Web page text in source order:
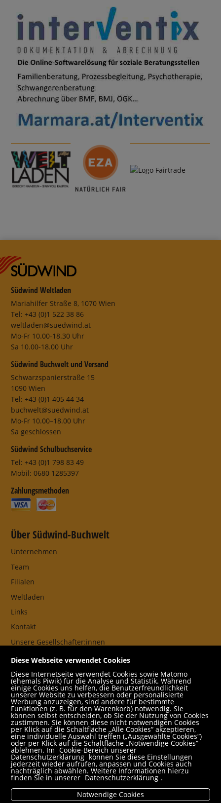
Südwind Weltladen
Mariahilfer Straße 8, 1070 Wien
Tel: +43 (0)1 522 38 86
weltladen@suedwind.at
Mo-Fr 10.00-18.30 Uhr
Sa 10.00-18.00 Uhr
Südwind Buchwelt und Versand
Schwarzspanierstraße 15
1090 Wien
Tel: +43 (0)1 405 44 34
buchwelt@suedwind.at
Mo-Fr 10.00–18.00 Uhr
Sa geschlossen
Südwind Schulbuchservice
Tel: +43 (0)1 798 83 49
Mobil: 0680 1285397
Zahlungsmethoden
Über Südwind-Buchwelt
Unternehmen
Team
Filialen
Weltladen
Links
Kontakt
Unsere Gesellschafter:innen
AGB
Impressum
Datenschutz- und Cookieerklärung
Freund:innen
Service
Jobs
Newsletter abonnieren
Schulbuchservice
Rund um den Einkauf
Versandbedingungen
Diese Webseite verwendet Cookies
Diese Internetseite verwendet Cookies sowie Matomo
(ehemals Piwik) für die Analyse und Statistik. Während
einige Cookies uns helfen, die Benutzerfreundlichkeit
unserer Website zu verbessern oder personalisierte
Werbung anzuzeigen, sind andere für bestimmte
Funktionen (z. B. für den Warenkorb) notwendig. Sie
können selbst entscheiden, ob Sie der Nutzung von Cookies
zustimmen. Sie können diese nicht notwendigen Cookies
per Klick auf die Schaltfläche „Alle Cookies“ akzeptieren,
eine individuelle Auswahl treffen („Ausgewählte Cookies“)
oder per Klick auf die Schaltfläche „Notwendige Cookies“
ablehnen. Im Cookie-Bereich unserer
Datenschutzerklärung können Sie diese Einstellungen
jederzeit wieder aufrufen, anpassen und Cookies auch
nachträglich abwählen. Weitere Informationen hierzu
finden Sie in unserer Datenschutzerklärung .
Notwendige Cookies